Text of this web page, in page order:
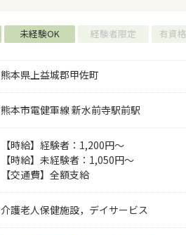
未経験OK 経験者限定 有資
熊本県上益城郡甲佐町
熊本市電健軍線 新水前寺駅前駅
【時給】経験者：1,200円～
【時給】未経験者：1,050円～
【交通費】全額支給
介護老人保健施設，デイサービス